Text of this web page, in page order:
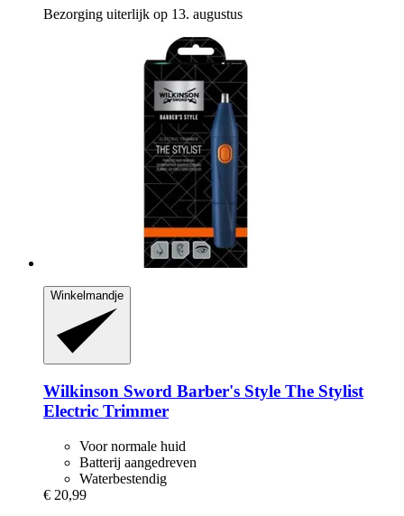
Bezorging uiterlijk op 13. augustus
Winkelmandje
Wilkinson Sword Barber's Style The Stylist
Electric Trimmer
Voor normale huid
Batterij aangedreven
Waterbestendig
€ 20,99